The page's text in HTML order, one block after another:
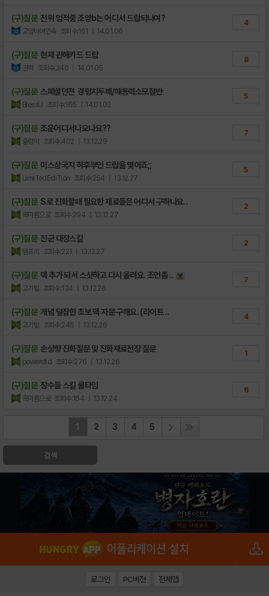
(구)질문 전위 업적중 조양b는 어디서 드랍되나여?
고양이여인숙 조회수:161 | 14.01.06
4
(구)질문 현재 관해카드 드랍
권력 조회수:246 | 14.01.05
8
(구)질문 스폐셜던젼 경험치두배/해동력소모절반
BlessU 조회수:165 | 14.01.02
5
(구)질문 조운어디서나오나요??
출렁이 조회수:402 | 13.12.29
7
(구)질문 미스삼국지 하후부인 드랍율 몇이죠;;
LimiTedEdiTion 조회수:254 | 13.12.27
5
(구)질문 S로 진화할때 필요한 재료들은 어디서 구하나요..
목마름으로 조회수:294 | 13.12.27
2
(구)질문 진군 대장스킬
템프리 조회수:221 | 13.12.27
2
(구)질문 덱 추가 되서 스샷하고 다시 올려요. 조언좀 ..
고기털 조회수:134 | 13.12.26
7
(구)질문 개념 덜잡힌 초보 덱 자문 구해요. (라이트 ..
고기털 조회수:245 | 13.12.26
4
(구)질문 손상향 진화질문 및 진화재료전장 질문
powerdtd 조회수:276 | 13.12.26
1
(구)질문 장수들 스킬 쿨타임
목마름으로 조회수:164 | 13.12.24
6
1 2 3 4 5
검색
로그인 PC버전 전체앱